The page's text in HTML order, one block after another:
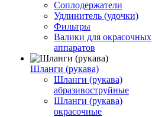
Соплодержатели
Удлинитель (удочки)
Фильтры
Валики для окрасочных
аппаратов
Шланги (рукава)
Шланги (рукава)
абразивоструйные
Шланги (рукава)
окрасочные